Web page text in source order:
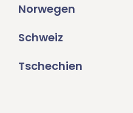
Norwegen
Schweiz
Tschechien